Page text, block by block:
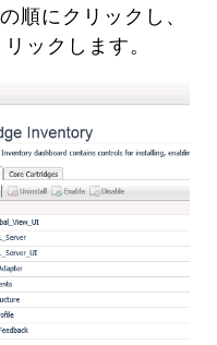
の順にクリックし、